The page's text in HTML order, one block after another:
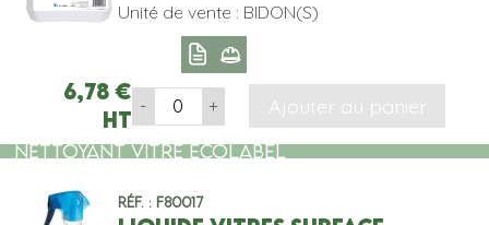
Unité de vente : BIDON(S)
6,78 €
HT
- + Ajouter au panier
NETTOYANT VITRE ECOLABEL
Réf. : F80017